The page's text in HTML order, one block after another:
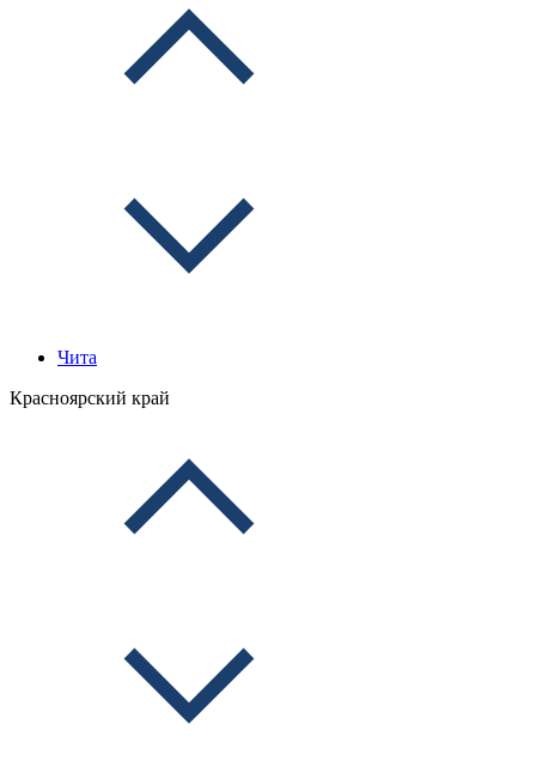
Чита
Красноярский край